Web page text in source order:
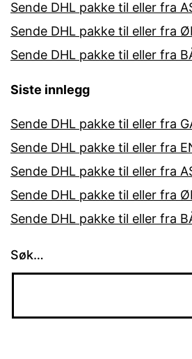
Sende DHL pakke til eller fra
Sende DHL pakke til eller fra
Sende DHL pakke til eller fra
Siste innlegg
Sende DHL pakke til eller fra
Sende DHL pakke til eller fra
Sende DHL pakke til eller fra
Sende DHL pakke til eller fra
Sende DHL pakke til eller fra
Søk…